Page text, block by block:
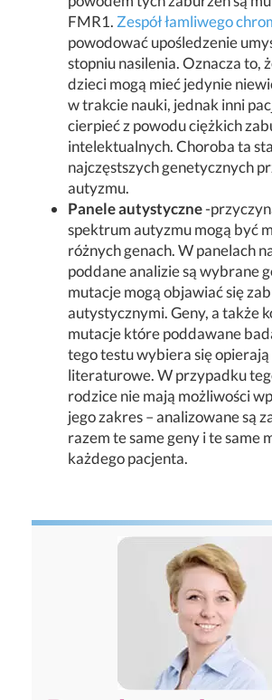
FMR1.Zespół łamliwego
powodować upośledzenie
stopniu nasilenia. Oznacza to,
dzieci mogą mieć jedynie
w trakcie nauki, jednak inni
cierpieć z powodu ciężkich
intelektualnych. Choroba ta
najczęstszych genetycznych
autyzmu.
Panele autystyczne-
spektrum autyzmu mogą być
różnych genach. W panelach
poddane analizie są wybrane
mutacje mogą objawiać się
autystycznymi. Geny, a także
mutacje które poddawane
tego testu wybiera się opierają
literaturowe. W przypadku
rodzice nie mają możliwości
jego zakres – analizowane są
razem te same geny i te same
każdego pacjenta.